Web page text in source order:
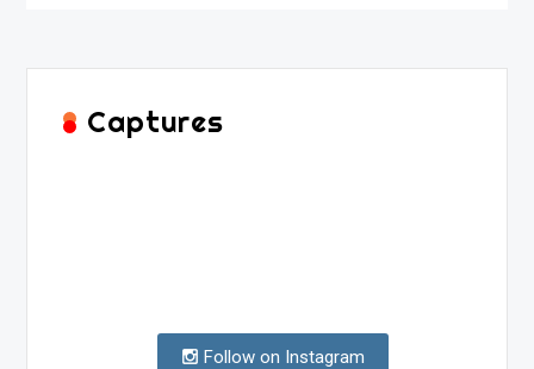
Captures
Follow on Instagram